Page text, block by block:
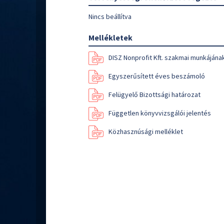
Nincs beállítva
Mellékletek
DISZ Nonprofit Kft. szakmai
Egyszerűsített éves beszámoló
Felügyelő Bizottsági határozat
Független könyvvizsgálói jelentés
Közhasznúsági melléklet